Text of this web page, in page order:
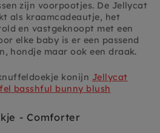
zijn voorpootjes. De Jellycat
als kraamcadeautje, het
en vastgeknoopt met een
elke baby is er een passend
hondje maar ook een draak.
konijn Jellycat
basshful bunny blush
- Comforter